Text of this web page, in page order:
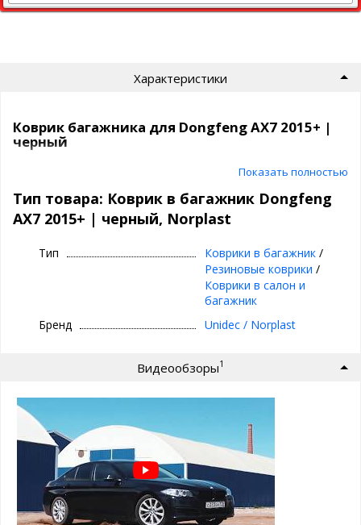
Характеристики
Коврик багажника для Dongfeng AX7 2015+ |
черный
Полиуретановый автомобильный коврик в багажник Norplast
Материал: Полиуретан
Цвет: черный
Norplast:
точно повторяет форму багажника
не пахнет
не деформируются
не подвержен хим. веществам
Показать полностью
Тип товара: Коврик в багажник Dongfeng
AX7 2015+ | черный, Norplast
Тип Коврики в багажник/
Резиновые коврики /
Коврики в салон и
багажник
Бренд
Unidec / Norplast
Видеообзоры1